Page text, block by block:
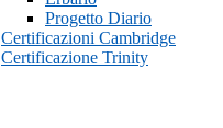
Progetto Diario
Certificazioni Cambridge
Certificazione Trinity